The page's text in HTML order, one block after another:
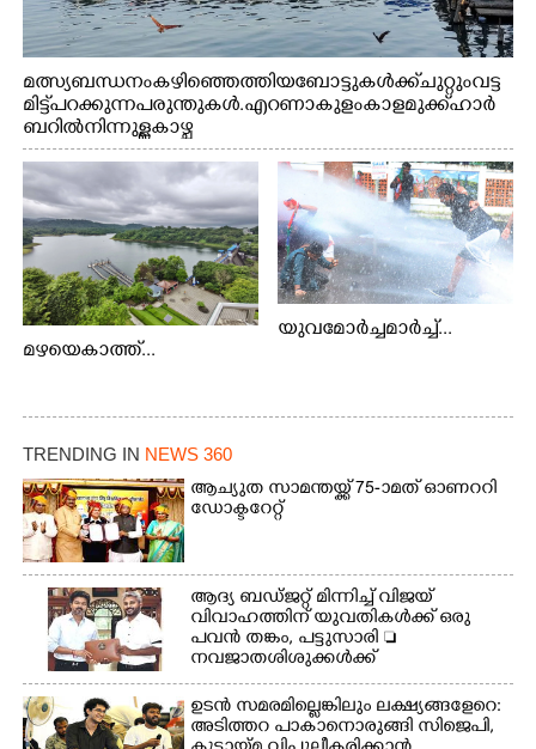
മത്സ്യബന്ധനം കഴിഞ്ഞെത്തിയ ബോട്ടുകൾക്ക് ചുറ്റും വട്ട
മിട്ട് പറക്കുന്ന പരുന്തുകൾ. എറണാകുളം കാളമുക്ക് ഹാർ
ബറിൽ നിന്നുള്ള കാഴ്ച
മഴയെകാത്ത്...
യുവമോർച്ചമാർച്ച്...
TRENDING IN NEWS 360
ആച്യുത സാമന്തയ്ക്ക് 75-ാമത് ഓണററി
ഡോക്ടറേറ്റ്
ആദ്യ ബഡ്ജറ്റ് മിന്നിച്ച് വിജയ്
വിവാഹത്തിന് യുവതികൾക്ക് ഒരു
പവൻ തങ്കം, പട്ടുസാരി 
നവജാതശിശുക്കൾക്ക്
സ്വർണമോതിരം  വിദ്യാർത്ഥികൾക്ക്
സൈക്കിൾ
ഉടൻ സമരമില്ലെങ്കിലും ലക്ഷ്യങ്ങളേറെ:
അടിത്തറ പാകാനൊരുങ്ങി സിജെപി,​